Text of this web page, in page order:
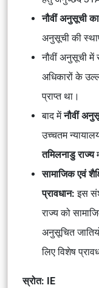
नौवीं अनुसूची
अनुसूची की
नौवीं अनुसूची में
अधिकारों के
प्राप्त था।
बाद मेंनौवीं
उच्चतम
तमिलनाडु राज्य
सामाजिक एवं
प्रावधान:इस
राज्य को
अनुसूचित
लिए विशेष
स्रोत: IE